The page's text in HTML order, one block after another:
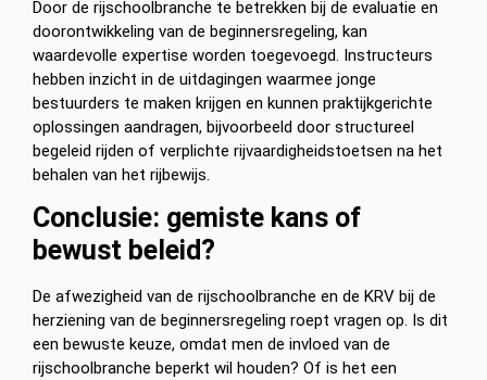
Door de rijschoolbranche te betrekken bij de evaluatie en
doorontwikkeling van de beginnersregeling, kan
waardevolle expertise worden toegevoegd. Instructeurs
hebben inzicht in de uitdagingen waarmee jonge
bestuurders te maken krijgen en kunnen praktijkgerichte
oplossingen aandragen, bijvoorbeeld door structureel
begeleid rijden of verplichte rijvaardigheidstoetsen na het
behalen van het rijbewijs.
Conclusie: gemiste kans of
bewust beleid?
De afwezigheid van de rijschoolbranche en de KRV bij de
herziening van de beginnersregeling roept vragen op. Is dit
een bewuste keuze, omdat men de invloed van de
rijschoolbranche beperkt wil houden? Of is het een